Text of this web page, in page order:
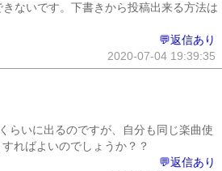
ないです。下書きから投稿出来る方法は
💬返信あり
2020-07-04 19:39:35
らいに出るのですが、自分も同じ楽曲使
ればよいのでしょうか？？
💬返信あり